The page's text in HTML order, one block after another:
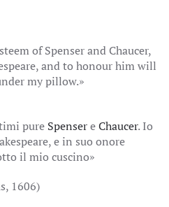
of Spenser and Chaucer,
and to honour him will
my pillow.»
pure SpensereChaucer. Io
e in suo onore
il mio cuscino»
1606)